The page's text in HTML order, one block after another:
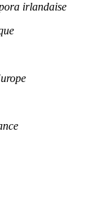
irlandaise